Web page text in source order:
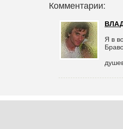
Комментарии:
Я в